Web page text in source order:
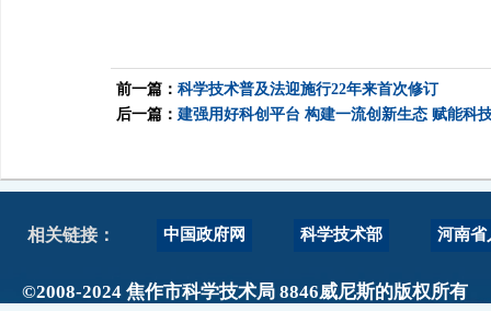
前一篇： 科学技术普及法迎施行22年来首次修订
后一篇： 建强用好科创平台 构建一流创新生态 赋能科
相关链接： 中国政府网 科学技术部 河南省
©2008-2024 焦作市科学技术局 8846威尼斯的版权所有